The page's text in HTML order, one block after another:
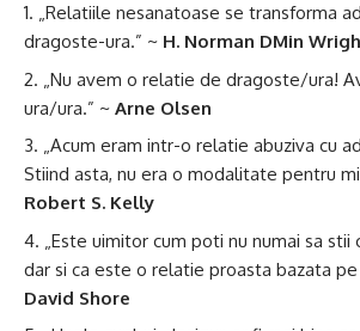
„Relatiile nesanatoase se transforma
dragoste-ura.” ~ H. Norman DMin
„Nu avem o relatie de dragoste/ura!
ura/ura.” ~ Arne Olsen
„Acum eram intr-o relatie abuziva cu
Stiind asta, nu era o modalitate pentru
Robert S. Kelly
„Este uimitor cum poti nu numai sa
dar si ca este o relatie proasta bazata pe
David Shore